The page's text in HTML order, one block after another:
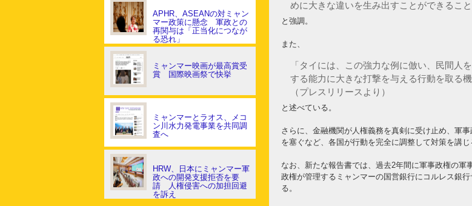
APHR、ASEANの対ミャン
マー政策に懸念 軍政との
再関与は「正当化につなが
る恐れ」
ミャンマー映画が最高賞受
賞 国際映画祭で快挙
ミャンマーとラオス、メコ
ン川水力発電事業を共同調
査へ
HRW、日本にミャンマー軍
政への開発支援拒否を要
請 人権侵害への加担回避
を訴え
めに大きな違いを生み出すことができるこ
と強調。
また、
「タイには、この強力な例に倣い、民間人
する能力に大きな打撃を与える行動を取る
（プレスリリースより）
と述べている。
さらに、金融機関が人権義務を真剣に受け止め、軍
を塞ぐなど、各国が行動を完全に調整して対策を講
なお、新たな報告書では、過去2年間に軍事政権の
政権が管理するミャンマーの国営銀行にコルレス銀
る。